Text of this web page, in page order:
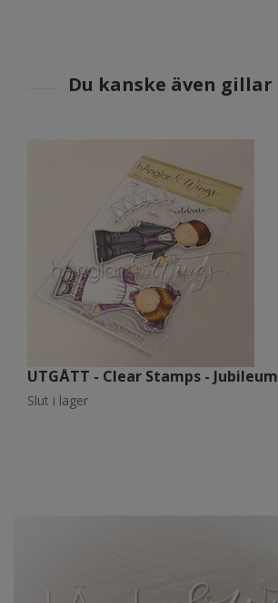
UTGÅTT - Clear Stamps - Jubileum
Slut i lager